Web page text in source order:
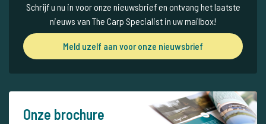
Schrijf u nu in voor onze nieuwsbrief en ontvang het laatste
nieuws van The Carp Specialist in uw mailbox!
Meld uzelf aan voor onze nieuwsbrief
Onze brochure